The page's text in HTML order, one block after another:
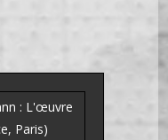
: L'œuvre
Paris)